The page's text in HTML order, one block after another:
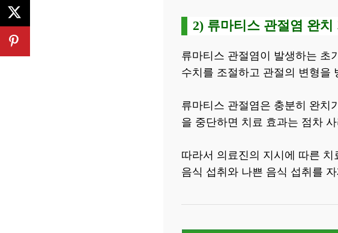
2) 류마티스 관절염 완치
류마티스 관절염이 발생하는 초
수치를 조절하고 관절의 변형을
류마티스 관절염은 충분히 완치
을 중단하면 치료 효과는 점차
따라서 의료진의 지시에 따른
음식 섭취와 나쁜 음식 섭취를